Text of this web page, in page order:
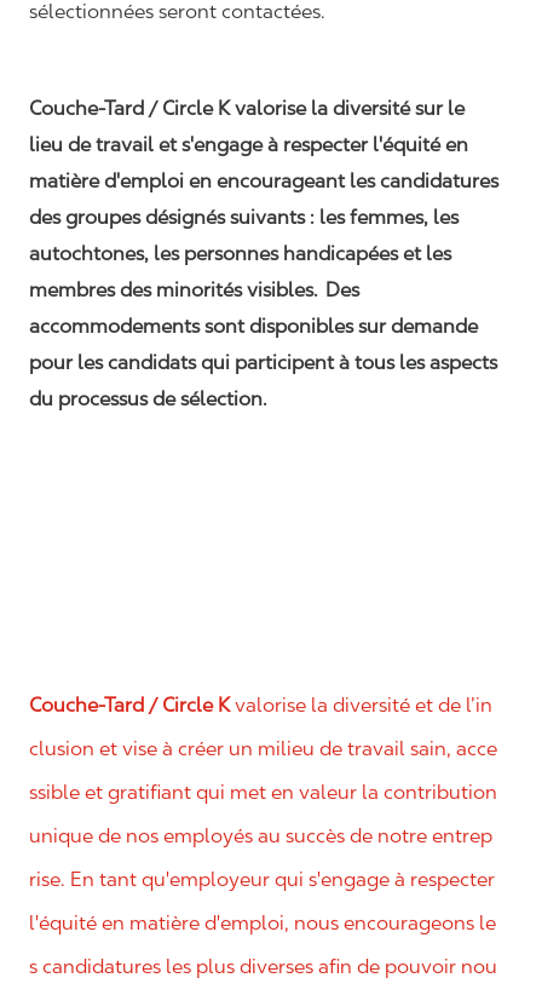
sélectionnées seront contactées.
Couche-Tard / Circle K valorise la diversité sur le
lieu de travail et s'engage à respecter l'équité en
matière d'emploi en encourageant les candidatures
des groupes désignés suivants : les femmes, les
autochtones, les personnes handicapées et les
membres des minorités visibles. Des
accommodements sont disponibles sur demande
pour les candidats qui participent à tous les aspects
du processus de sélection.
Couche-Tard / Circle Kvalorise la diversité et de l’in
clusion et vise à créer un milieu de travail sain, acce
ssible et gratifiant qui met en valeur la contribution
unique de nos employés au succès de notre entrep
rise. En tant qu'employeur qui s'engage à respecter
l'équité en matière d'emploi, nous encourageons le
s candidatures les plus diverses afin de pouvoir nou